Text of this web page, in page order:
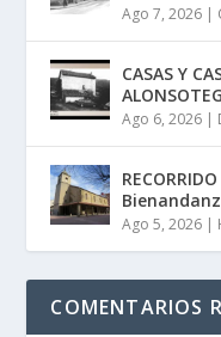
Ago 7, 2026 |
CASAS Y
Ago 6, 2026 |
Ago 5, 2026 |
COMENTARIOS